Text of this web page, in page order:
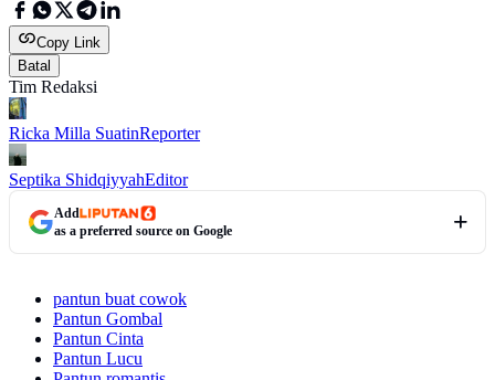
Copy Link
Batal
Tim Redaksi
Ricka Milla SuatinReporter
Septika ShidqiyyahEditor
Add
as a preferred source on Google
pantun buat cowok
Pantun Gombal
Pantun Cinta
Pantun Lucu